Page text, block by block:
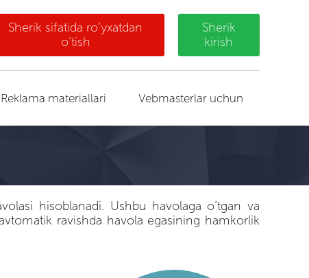
Sherik sifatida ro‘yxatdan
o‘tish
Sherik
kirish
Reklama materiallari Vebmasterlar uchun
hisoblanadi. Ushbu havolaga o’tgan va
ravishda havola egasining hamkorlik